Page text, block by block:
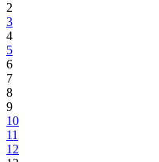
2
3
4
5
6
7
8
9
10
11
12